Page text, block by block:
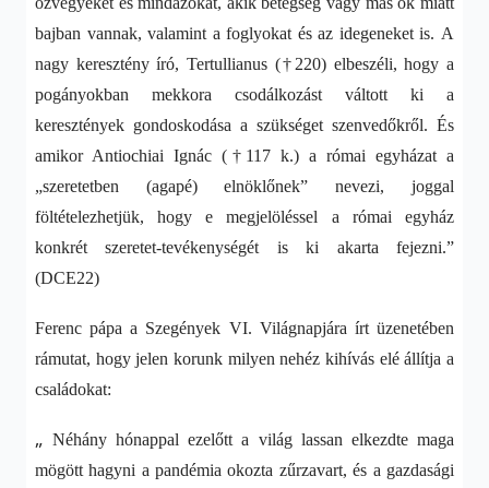
bajban vannak, valamint a foglyokat és az idegeneket is. A
nagy keresztény író, Tertullianus (†220) elbeszéli, hogy a
pogányokban mekkora csodálkozást váltott ki a
keresztények gondoskodása a szükséget szenvedőkről. És
amikor Antiochiai Ignác (†117 k.) a római egyházat a
„szeretetben (agapé) elnöklőnek” nevezi, joggal
föltételezhetjük, hogy e megjelöléssel a római egyház
konkrét szeretet-tevékenységét is ki akarta fejezni.”
(DCE22)
Ferenc pápa a Szegények VI. Világnapjára írt üzenetében
rámutat, hogy jelen korunk milyen nehéz kihívás elé állítja a
családokat:
„Néhány hónappal ezelőtt a világ lassan elkezdte maga
mögött hagyni a pandémia okozta zűrzavart, és a gazdasági